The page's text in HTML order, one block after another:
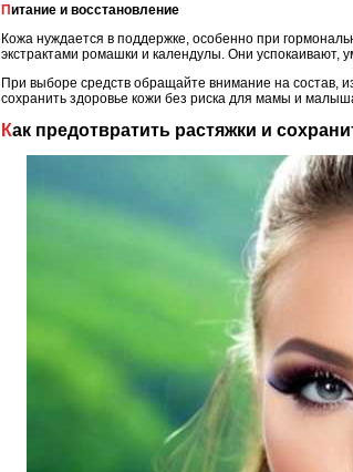
Питание и восстановление
Кожа нуждается в поддержке, особенно при
экстрактами ромашки и календулы. Они успокаивают,
При выборе средств обращайте внимание на состав,
сохранить здоровье кожи без риска для мамы и
Как предотвратить растяжки и